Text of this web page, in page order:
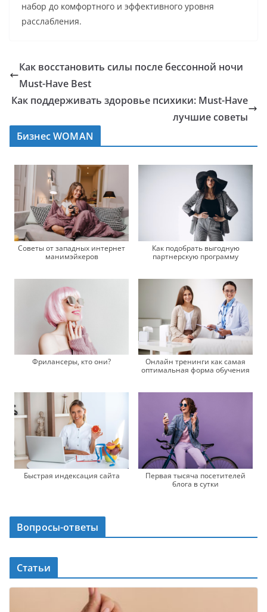
набор до комфортного и эффективного уровня
расслабления.
Как восстановить силы после бессонной ночи
Must-Have Best
Как поддерживать здоровье психики: Must-Have
лучшие советы
Бизнес WOMAN
Советы от западных интернет
манимэйкеров
Как подобрать выгодную
партнерскую программу
Фрилансеры, кто они?
Онлайн тренинги как самая
оптимальная форма обучения
Быстрая индексация сайта
Первая тысяча посетителей
блога в сутки
Вопросы-ответы
Статьи